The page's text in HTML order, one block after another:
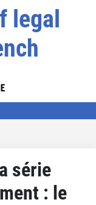
legal
série
: le